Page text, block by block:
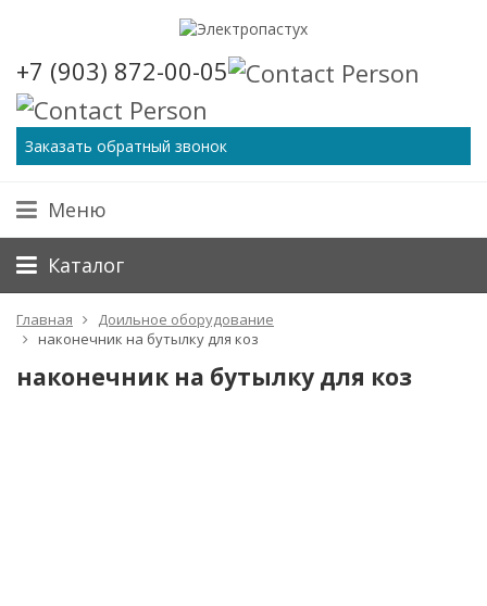
+7 (903) 872-00-05
Заказать обратный звонок
Меню
Каталог
Главная
Доильное оборудование
наконечник на бутылку для коз
наконечник на бутылку для коз